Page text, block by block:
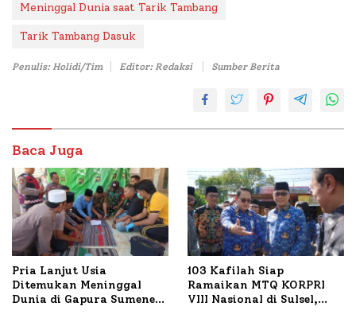
Meninggal Dunia saat Tarik Tambang
Tarik Tambang Dasuk
Penulis: Holidi/Tim Editor: Redaksi Sumber Berita
Baca Juga
Pria Lanjut Usia
Ditemukan Meninggal
Dunia di Gapura Sumenep,
103 Kafilah Siap
Ramaikan MTQ KORPRI
VIII Nasional di Sulsel,